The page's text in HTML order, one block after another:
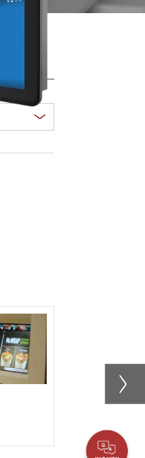
MRTの駅で